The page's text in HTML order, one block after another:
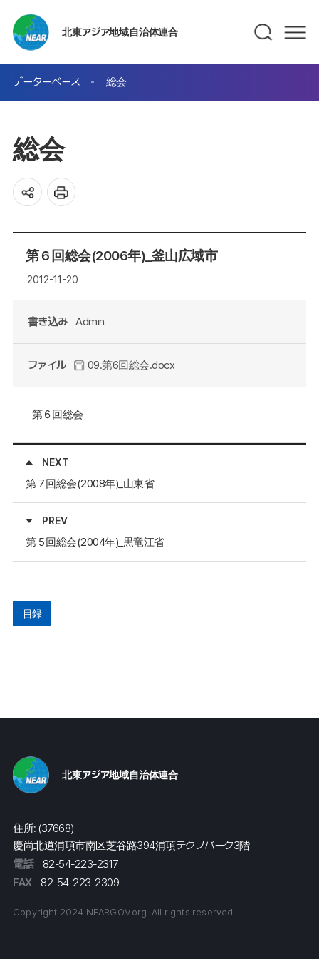
北東アジア地域自治体連合
データーベース 総会
総会
第６回総会(2006年)_釜山広域市
2012-11-20
書き込み Admin
ファイル 09.第6回総会.docx
第６回総会
NEXT
第７回総会(2008年)_山東省
PREV
第５回総会(2004年)_黒竜江省
目録
北東アジア地域自治体連合
住所: (37668)
慶尚北道浦項市南区芝谷路394浦項テクノパーク3階
電話
82-54-223-2317
FAX
82-54-223-2309
Copyright 2024 NEARGOV.org. All rights reserved.